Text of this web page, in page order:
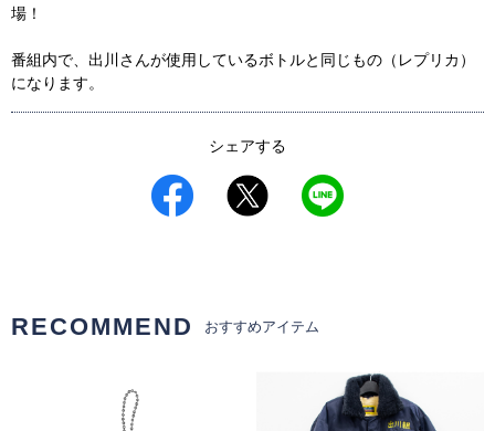
場！
番組内で、出川さんが使用しているボトルと同じもの（レプリカ）
になります。
シェアする
RECOMMEND おすすめアイテム